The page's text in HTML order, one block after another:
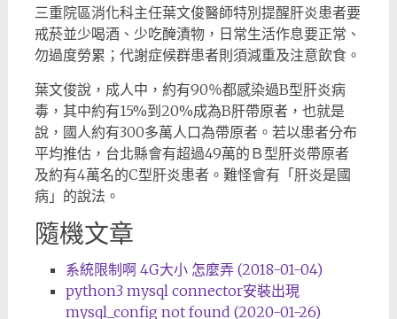
三重院區消化科主任葉文俊醫師特別提醒肝炎患者要
戒菸並少喝酒、少吃醃漬物，日常生活作息要正常、
勿過度勞累；代謝症候群患者則須減重及注意飲食。
葉文俊說，成人中，約有90％都感染過B型肝炎病
毒，其中約有15%到20%成為B肝帶原者，也就是
說，國人約有300多萬人口為帶原者。若以患者分布
平均推估，台北縣會有超過49萬的Ｂ型肝炎帶原者
及約有4萬名的C型肝炎患者。難怪會有「肝炎是國
病」的說法。
隨機文章
系統限制啊 4G大小 怎麼弄 (2018-01-04)
python3 mysql connector安裝出現
mysql_config not found (2020-01-26)